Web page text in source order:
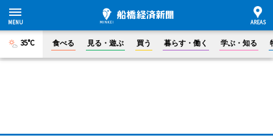
35°C 食べる 見る・遊ぶ 買う 暮らす・働く 学ぶ・知る